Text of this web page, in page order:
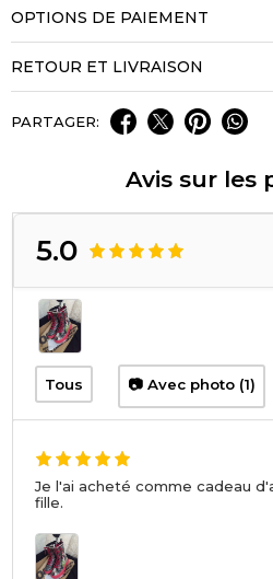
OPTIONS DE PAIEMENT
RETOUR ET LIVRAISON
PARTAGER:
Avis sur les
5.0
Tous 📷 Avec photo (1)
Je l'ai acheté comme cadeau
fille.